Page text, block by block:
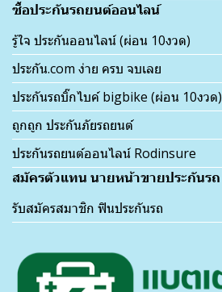
ซื้อประกันรถยนต์ออนไลน์
รู้ใจ ประกันออนไลน์ (ผ่อน 10งวด)
ประกัน.com ง่าย ครบ จบเลย
ประกันรถบิ๊กไบค์ bigbike (ผ่อน 10งวด)
ถูกถูก ประกันภัยรถยนต์
ประกันรถยนต์ออนไลน์ Rodinsure
สมัครตัวแทน นายหน้าขายประกันรถ
รับสมัครสมาชิก ฟินประกันรถ